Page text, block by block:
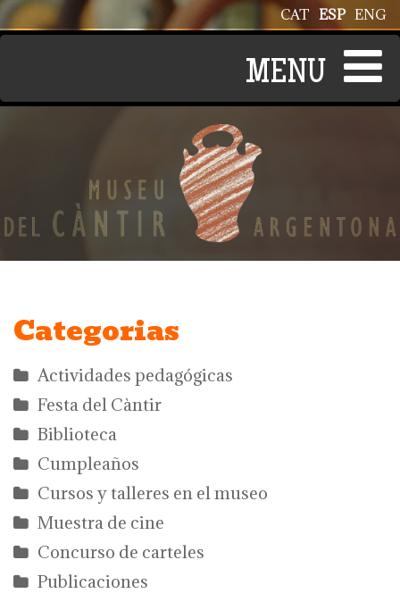
Pasar al contenido principal ENG
ESP
CAT
Categorias
Actividades pedagógicas
Festa del Càntir
Biblioteca
Cumpleaños
Cursos y talleres en el museo
Muestra de cine
Concurso de carteles
Publicaciones